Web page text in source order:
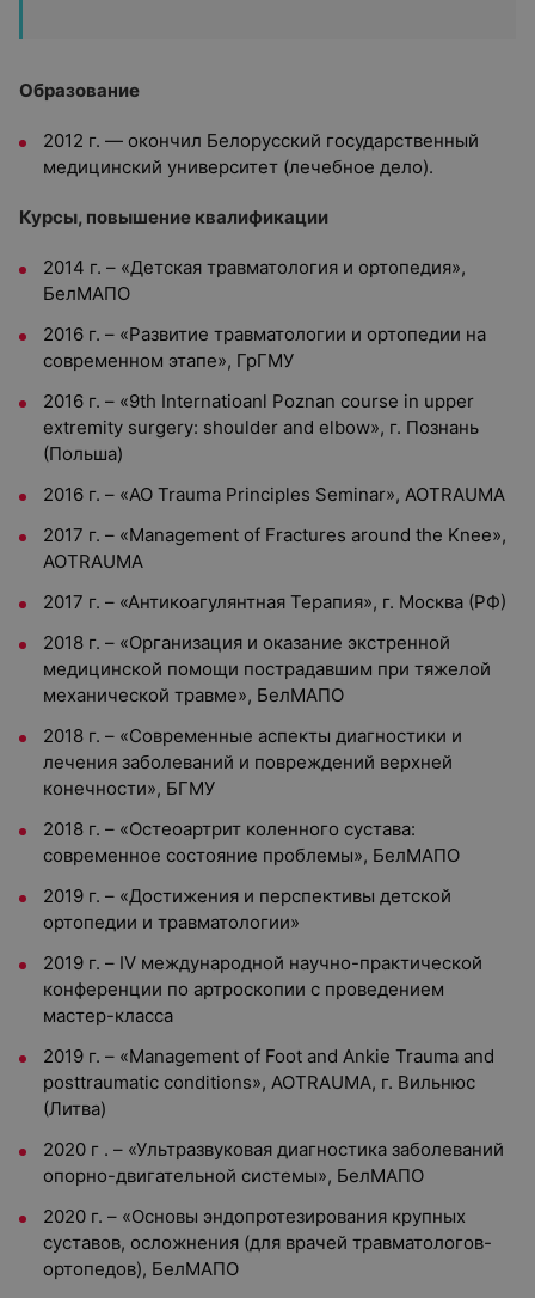
Образование
2012 г. — окончил Белорусский государственный
медицинский университет (лечебное дело).
Курсы, повышение квалификации
2014 г. – «Детская травматология и ортопедия»,
БелМАПО
2016 г. – «Развитие травматологии и ортопедии на
современном этапе», ГрГМУ
2016 г. – «9th Internatioanl Poznan course in upper
extremity surgery: shoulder and elbow», г. Познань
(Польша)
2016 г. – «AO Trauma Principles Seminar», AOTRAUMA
2017 г. – «Management of Fractures around the Knee»,
AOTRAUMA
2017 г. – «Антикоагулянтная Терапия», г. Москва (РФ)
2018 г. – «Организация и оказание экстренной
медицинской помощи пострадавшим при тяжелой
механической травме», БелМАПО
2018 г. – «Современные аспекты диагностики и
лечения заболеваний и повреждений верхней
конечности», БГМУ
2018 г. – «Остеоартрит коленного сустава:
современное состояние проблемы», БелМАПО
2019 г. – «Достижения и перспективы детской
ортопедии и травматологии»
2019 г. – IV международной научно-практической
конференции по артроскопии с проведением
мастер-класса
2019 г. – «Management of Foot and Ankie Trauma and
posttraumatic conditions», AOTRAUMA, г. Вильнюс
(Литва)
2020 г . – «Ультразвуковая диагностика заболеваний
опорно-двигательной системы», БелМАПО
2020 г. – «Основы эндопротезирования крупных
суставов, осложнения (для врачей травматологов-
ортопедов), БелМАПО